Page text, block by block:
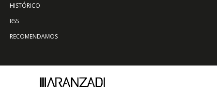
HISTÓRICO
RSS
RECOMENDAMOS